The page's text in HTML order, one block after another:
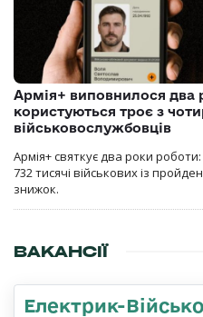
Армія+ виповнилося два
користуються троє з
військовослужбовців
Армія+ святкує два роки
732 тисячі військових із
знижок.
ВАКАНСІЇ
Електрик-